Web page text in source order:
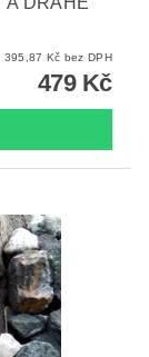
395,87 Kč bez DPH
479 Kč